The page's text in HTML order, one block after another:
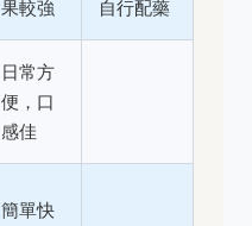
果較強 自行配藥
日常方
便，口
感佳
簡單快